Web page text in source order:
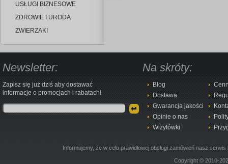
USŁUGI BIZNESOWE
ZDROWIE I URODA
ZWIERZAKI
Newsletter:
Zapisz się już dziś aby dostawać
informacje o promocjach i rabatach!
Na skróty:
Blog
Dostawa
Gwarancja jakości
Opinie o nas
Wizytówki
Informujemy, że w celu prawidłowej obsługi zamówień nasz
Copyright © 2010-